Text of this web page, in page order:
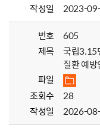
작성일
2023-
번호
605
제목
국립3.15
질환 예방
파일
조회수
28
작성일
2026-